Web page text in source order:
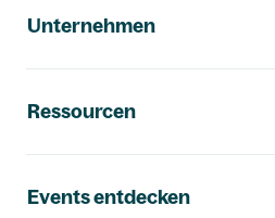
Unternehmen
Ressourcen
Events entdecken